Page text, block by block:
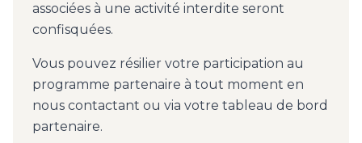
associées à une activité interdite seront
confisquées.
Vous pouvez résilier votre participation au
programme partenaire à tout moment en
nous contactant ou via votre tableau de bord
partenaire.